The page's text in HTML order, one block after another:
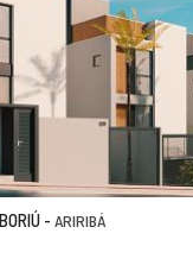
- ARIRIBÁ